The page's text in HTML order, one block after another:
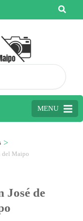
MENU
>
del Maipo
José de